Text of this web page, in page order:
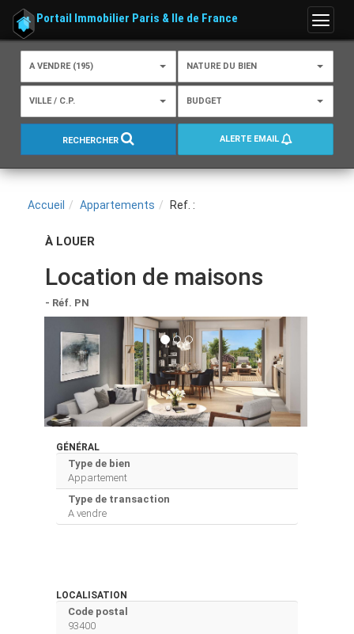
Menu
Portail Immobilier Paris & Ile de France
A VENDRE (195) NATURE DU BIEN
VILLE / C.P. BUDGET
RECHERCHER ALERTE EMAIL
Accueil Appartements Ref. :
À LOUER
Location de maisons
- Réf. PN
GÉNÉRAL
Type de bien
Appartement
Type de transaction
A vendre
LOCALISATION
Code postal
93400